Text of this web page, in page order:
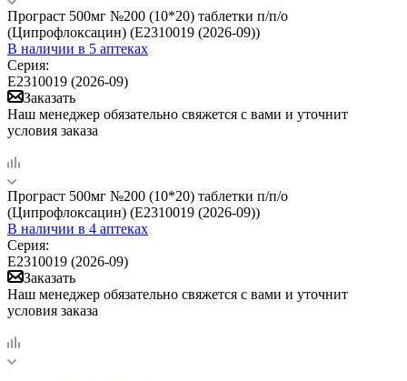
Програст 500мг №200 (10*20) таблетки п/п/о
(Ципрофлоксацин) (Е2310019 (2026-09))
В наличии в 5 аптеках
Серия:
Е2310019 (2026-09)
Заказать
Наш менеджер обязательно свяжется с вами и уточнит
условия заказа
Програст 500мг №200 (10*20) таблетки п/п/о
(Ципрофлоксацин) (Е2310019 (2026-09))
В наличии в 4 аптеках
Серия:
Е2310019 (2026-09)
Заказать
Наш менеджер обязательно свяжется с вами и уточнит
условия заказа